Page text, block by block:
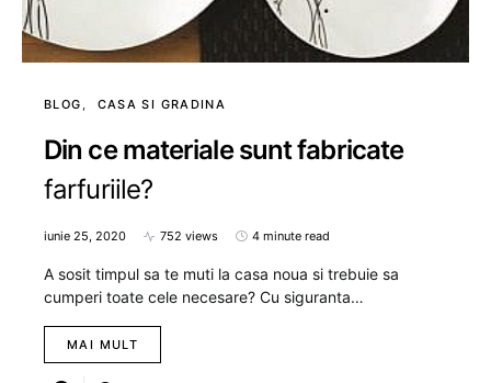
BLOG CASA SI GRADINA
Din ce materiale sunt fabricate
farfuriile?
iunie 25, 2020 752 views 4 minute read
A sosit timpul sa te muti la casa noua si trebuie sa
cumperi toate cele necesare? Cu siguranta…
MAI MULT